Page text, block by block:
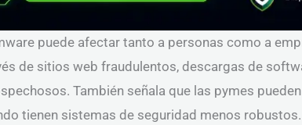
puede afectar tanto a personas como a
de sitios web fraudulentos, descargas de
También señala que las pymes
tienen sistemas de seguridad menos robustos.